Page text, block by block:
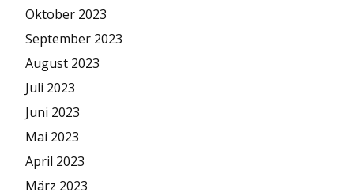
Oktober 2023
September 2023
August 2023
Juli 2023
Juni 2023
Mai 2023
April 2023
März 2023